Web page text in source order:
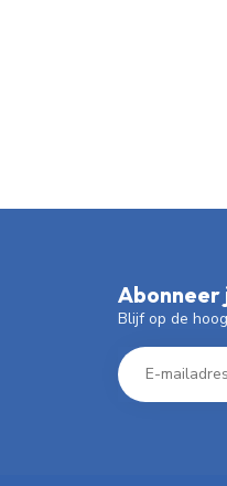
Abonneer
Blijf op de